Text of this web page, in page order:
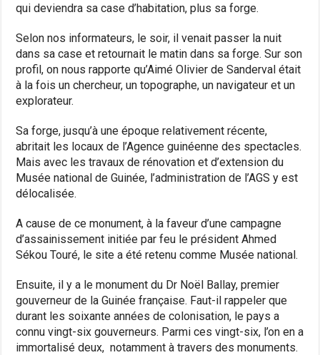
qui deviendra sa case d’habitation, plus sa forge.
Selon nos informateurs, le soir, il venait passer la nuit
dans sa case et retournait le matin dans sa forge. Sur son
profil, on nous rapporte qu’Aimé Olivier de Sanderval était
à la fois un chercheur, un topographe, un navigateur et un
explorateur.
Sa forge, jusqu’à une époque relativement récente,
abritait les locaux de l’Agence guinéenne des spectacles.
Mais avec les travaux de rénovation et d’extension du
Musée national de Guinée, l’administration de l’AGS y est
délocalisée.
A cause de ce monument, à la faveur d’une campagne
d’assainissement initiée par feu le président Ahmed
Sékou Touré, le site a été retenu comme Musée national.
Ensuite, il y a le monument du Dr Noël Ballay, premier
gouverneur de la Guinée française. Faut-il rappeler que
durant les soixante années de colonisation, le pays a
connu vingt-six gouverneurs. Parmi ces vingt-six, l’on en a
immortalisé deux, notamment à travers des monuments.